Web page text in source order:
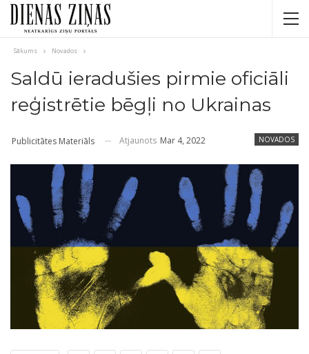
Sākums Novados
Saldū ieradušies pirmie oficiāli
reģistrētie bēgļi no Ukrainas
NOVADOS
Publicitātes Materiāls Atjaunots Mar 4, 2022